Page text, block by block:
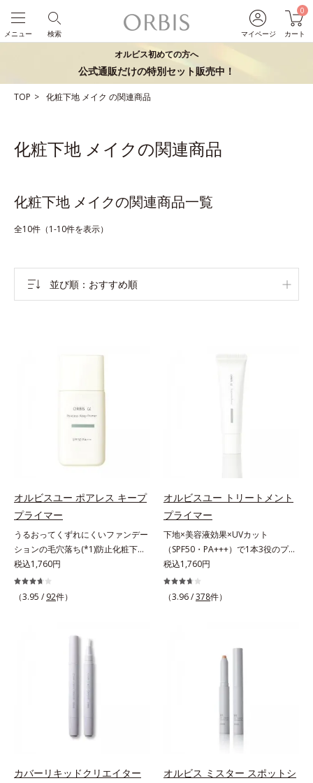
マイページ
0
カート
検索
メニュー
オルビス初めての方へ
公式通販だけの特別セット販売中！
TOP 化粧下地 メイク の関連商品
化粧下地 メイクの関連商品
化粧下地 メイクの関連商品一覧
全10件（1-10件を表示）
並び順 おすすめ順
オルビスユー ポアレス キープ
プライマー
うるおってくずれにくいファンデー
ションの毛穴落ち(*1)防止化粧下
地。ファンデーションの毛穴落ち
(*1)防止化粧下地です。毛穴
1/10000サイズのマイクロカバー成
ファンデが毛穴に落ちる隙をつくら
ず、メイクのりがUPします。水分
と皮脂のバランスを整え、乾燥＆ベ
タつきレスに。さらに毛穴周りの肌
め＆ハリ感をUPさせます。また皮
採用。ファンデーションのくずれや
ます。軽やかにのびるリキッドが肌
税込1,760円
（3.95 / 92件）
オルビスユー トリートメント
プライマー
下地×美容液効果×UVカット
（SPF50・PA+++）で1本3役のプラ
イマー。凹凸をつるんとなめらかに
(*1)整え、化粧ノリUPの高機能化粧
下地。“塗るたび高まる、素肌の美
る高機能化粧下地毛穴や小ジワの凹
ンケア発想の化粧下地です。保湿成
クリームのようにぴたっと密着。乾
燥による小ジワを目立たなく(*1)
す。むやみに隠すのではなくふわり
税込1,760円
（3.96 /378件）
カバーリキッドクリエイター
オルビス ミスター スポットシ